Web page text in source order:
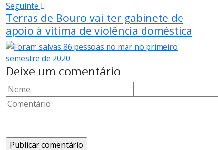
Seguinte
Terras de Bouro vai ter gabinete de
apoio à vítima de violência doméstica
Deixe um comentário